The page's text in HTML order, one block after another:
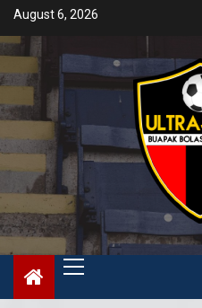
SkipAugust 6, 2026
Primary